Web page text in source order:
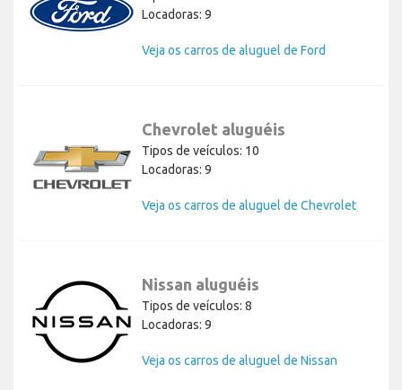
Locadoras: 9
Veja os carros de aluguel de Ford
Chevrolet aluguéis
Tipos de veículos: 10
Locadoras: 9
Veja os carros de aluguel de Chevrolet
Nissan aluguéis
Tipos de veículos: 8
Locadoras: 9
Veja os carros de aluguel de Nissan